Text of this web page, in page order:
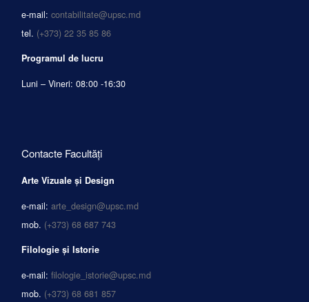
e-mail: contabilitate@upsc.md
tel. (+373) 22 35 85 86
Programul de lucru
Luni – Vineri: 08:00 -16:30
Contacte Facultăți
Arte Vizuale și Design
e-mail: arte_design@upsc.md
mob. (+373) 68 687 743
Filologie și Istorie
e-mail: filologie_istorie@upsc.md
mob. (+373) 68 681 857